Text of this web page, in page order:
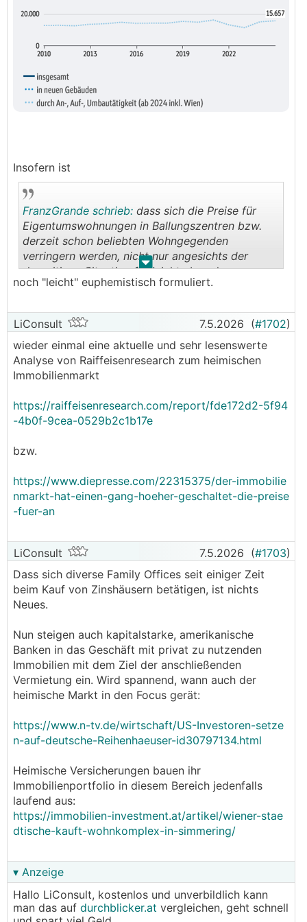
Insofern ist
. .
FranzGrande schrieb: dass sich die Preise für
Eigentumswohnungen in Ballungszentren bzw.
derzeit schon beliebten Wohngegenden
verringern werden, nicht nur angesichts der
derzeitigen Situation für leicht absurd.
noch "leicht" euphemistisch formuliert.
LiConsult 7.5.2026 (#1702)
wieder einmal eine aktuelle und sehr lesenswerte
Analyse von Raiffeisenresearch zum heimischen
Immobilienmarkt
https://raiffeisenresearch.com/report/fde172d2-5f94
-4b0f-9cea-0529b2c1b17e
bzw.
https://www.diepresse.com/22315375/der-immobilie
nmarkt-hat-einen-gang-hoeher-geschaltet-die-preise
-fuer-an
LiConsult 7.5.2026 (#1703)
Dass sich diverse Family Offices seit einiger Zeit
beim Kauf von Zinshäusern betätigen, ist nichts
Neues.
Nun steigen auch kapitalstarke, amerikanische
Banken in das Geschäft mit privat zu nutzenden
Immobilien mit dem Ziel der anschließenden
Vermietung ein. Wird spannend, wann auch der
heimische Markt in den Focus gerät:
https://www.n-tv.de/wirtschaft/US-Investoren-setze
n-auf-deutsche-Reihenhaeuser-id30797134.html
Heimische Versicherungen bauen ihr
Immobilienportfolio in diesem Bereich jedenfalls
laufend aus:
https://immobilien-investment.at/artikel/wiener-stae
dtische-kauft-wohnkomplex-in-simmering/
▾ Anzeige
Hallo LiConsult, kostenlos und unverbildlich kann
man das auf durchblicker.at vergleichen, geht schnell